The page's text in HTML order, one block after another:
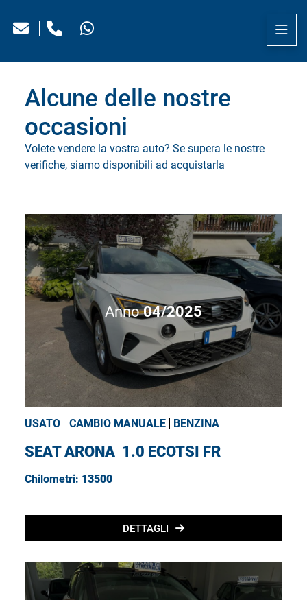
Alcune delle nostre
occasioni
Volete vendere la vostra auto? Se supera le nostre
verifiche, siamo disponibili ad acquistarla
Anno04/2025
USATO CAMBIO MANUALE BENZINA
SEAT ARONA 1.0 ECOTSI FR
Chilometri: 13500
DETTAGLI